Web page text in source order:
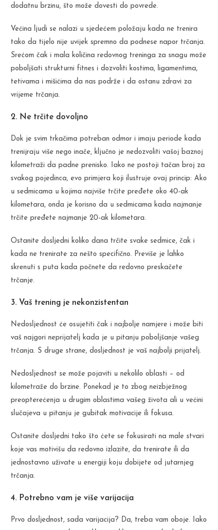
dodatnu brzinu, što može dovesti do povrede.
Većina ljudi se nalazi u sjedećem položaju kada ne trenira
tako da tijelo nije uvijek spremno da podnese napor trčanja.
Srećom čak i mala količina redovnog treninga za snagu može
poboljšati strukturni fitnes i dozvoliti kostima, ligamentima,
tetivama i mišićima da nas podrže i da ostanu zdravi za
vrijeme trčanja.
2. Ne trčite dovoljno
Dok je svim trkačima potreban odmor i imaju periode kada
trenijraju više nego inače, ključno je nedozvoliti vašoj baznoj
kilometraži da padne prenisko. Iako ne postoji tačan broj za
svakog pojedinca, evo primjera koji ilustruje ovaj princip: Ako
u sedmicama u kojima najviše trčite pređete oko 40-ak
kilometara, onda je korisno da u sedmicama kada najmanje
trčite pređete najmanje 20-ak kilometara.
Ostanite dosljedni koliko dana trčite svake sedmice, čak i
kada ne trenirate za nešto specifično. Previše je lahko
skrenuti s puta kada počnete da redovno preskačete
trčanje.
3. Vaš trening je nekonzistentan
Nedosljednost će osujetiti čak i najbolje namjere i može biti
vaš najgori neprijatelj kada je u pitanju poboljšanje vašeg
trčanja. S druge strane, dosljednost je vaš najbolji prijatelj.
Nedosljednost se može pojaviti u nekolilo oblasti – od
kilometraže do brzine. Ponekad je to zbog neizbježnog
preopterećenja u drugim oblastima vašeg života ali u većini
slučajeva u pitanju je gubitak motivacije ili fokusa.
Ostanite dosljedni tako što ćete se fokusirati na male stvari
koje vas motivišu da redovno izlazite, da trenirate ili da
jednostavno uživate u energiji koju dobijete od jutarnjeg
trčanja.
4. Potrebno vam je više varijacija
Prvo dosljednost, sada varijacija? Da, treba vam oboje. Iako